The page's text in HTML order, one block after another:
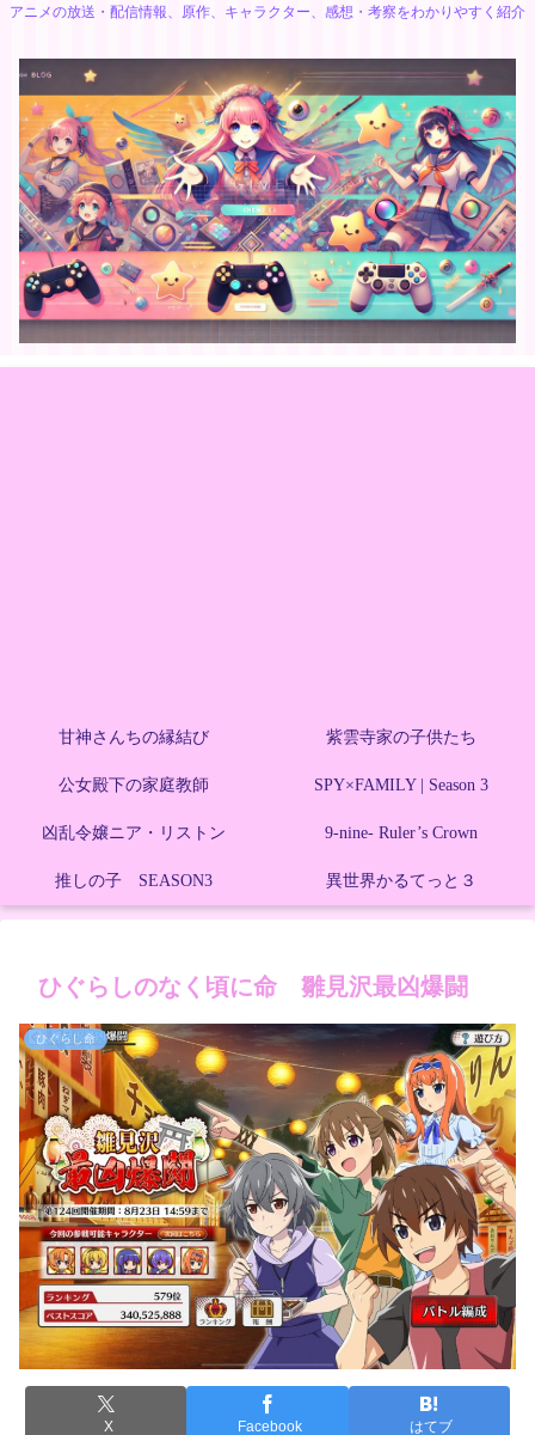
アニメの放送・配信情報、原作、キャラクター、感想・考察をわかりやすく紹介
甘神さんちの縁結び 紫雲寺家の子供たち
公女殿下の家庭教師 SPY×FAMILY | Season 3
凶乱令嬢ニア・リストン 9-nine- Ruler’s Crown
推しの子 SEASON3 異世界かるてっと３
ひぐらしのなく頃に命 雛見沢最凶爆闘
ひぐらし命
X Facebook はてブ